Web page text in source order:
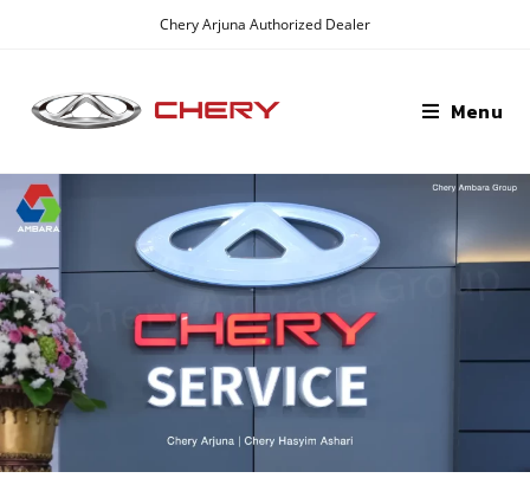
Chery Arjuna Authorized Dealer
Menu